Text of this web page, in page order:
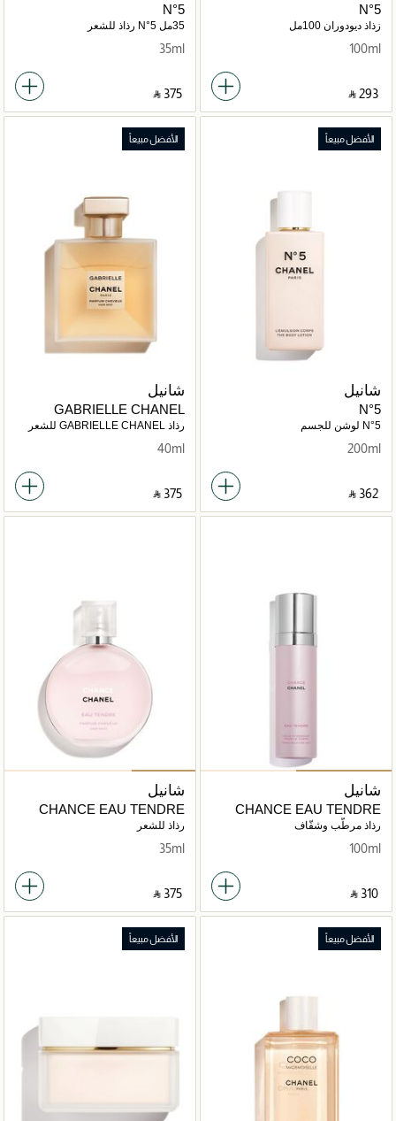
N°5
زذاذ ديودوران 100مل
100ml
‎ ⃁ ⁦293⁩ ‎
N°5
35مل N°5 رذاذ للشعر
35ml
‎ ⃁ ⁦375⁩ ‎
الأفضل مبيعاً
شانيل
N°5
N°5 لوشن للجسم
200ml
‎ ⃁ ⁦362⁩ ‎
الأفضل مبيعاً
شانيل
GABRIELLE CHANEL
رذاذ GABRIELLE CHANEL للشعر
40ml
‎ ⃁ ⁦375⁩ ‎
شانيل
CHANCE EAU TENDRE
رذاذ مرطّب وشفّاف
100ml
‎ ⃁ ⁦310⁩ ‎
شانيل
CHANCE EAU TENDRE
رذاذ للشعر
35ml
‎ ⃁ ⁦375⁩ ‎
الأفضل مبيعاً الأفضل مبيعاً